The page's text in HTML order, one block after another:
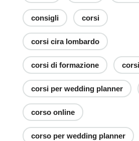
consigli corsi
corsi cira lombardo
corsi di formazione
corsi per wedding planner
corso online
corso per wedding planner